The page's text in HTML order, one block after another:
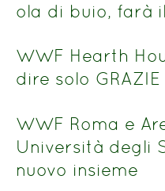
ola di buio, farà
WWF Hearth
dire solo
WWF Roma e
Università degli
nuovo insieme